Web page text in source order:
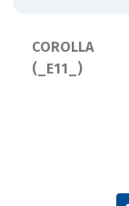
COROLLA
(_E11_)